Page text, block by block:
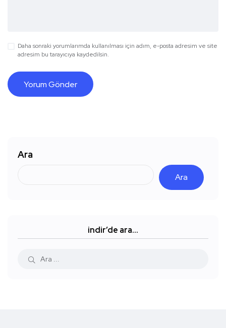
Daha sonraki yorumlarımda kullanılması için adım, e-posta adresim ve site
adresim bu tarayıcıya kaydedilsin.
Ara
Ara
indir’de ara…